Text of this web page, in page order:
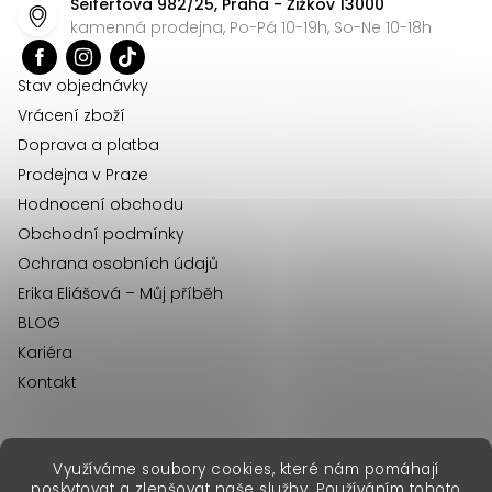
Využíváme soubory cookies, které nám pomáhají
kamenná prodejna, Po-Pá 10-19h, So-Ne 10-18h
Stav objednávky
Vrácení zboží
Doprava a platba
Prodejna v Praze
Hodnocení obchodu
Obchodní podmínky
Ochrana osobních údajů
Erika Eliášová – Můj příběh
BLOG
Kariéra
Kontakt
erikafashion.sk